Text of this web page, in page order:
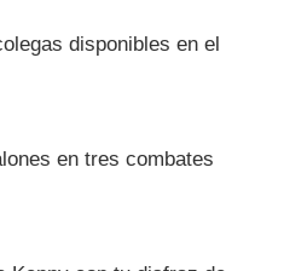
disponibles en el
en tres combates